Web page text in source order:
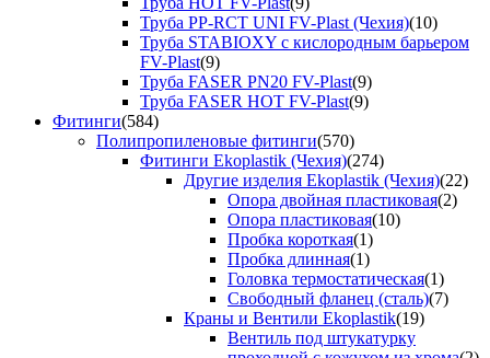
Труба PP-RCT UNI FV-Plast (Чехия)(10)
Труба STABIOXY с кислородным барьером
FV-Plast(9)
Труба FASER PN20 FV-Plast(9)
Труба FASER HOT FV-Plast(9)
Фитинги(584)
Полипропиленовые фитинги(570)
Фитинги Ekoplastik (Чехия)(274)
Другие изделия Ekoplastik (Чехия)(22)
Опора двойная пластиковая(2)
Опора пластиковая(10)
Пробка короткая(1)
Пробка длинная(1)
Головка термостатическая(1)
Свободный фланец (сталь)(7)
Краны и Вентили Ekoplastik(19)
Вентиль под штукатурку